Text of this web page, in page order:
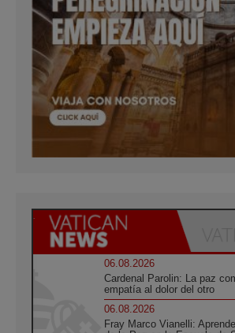
06.08.2026
Cardenal Parolin: La paz
empatía al dolor del otro
06.08.2026
Fray Marco Vianelli: